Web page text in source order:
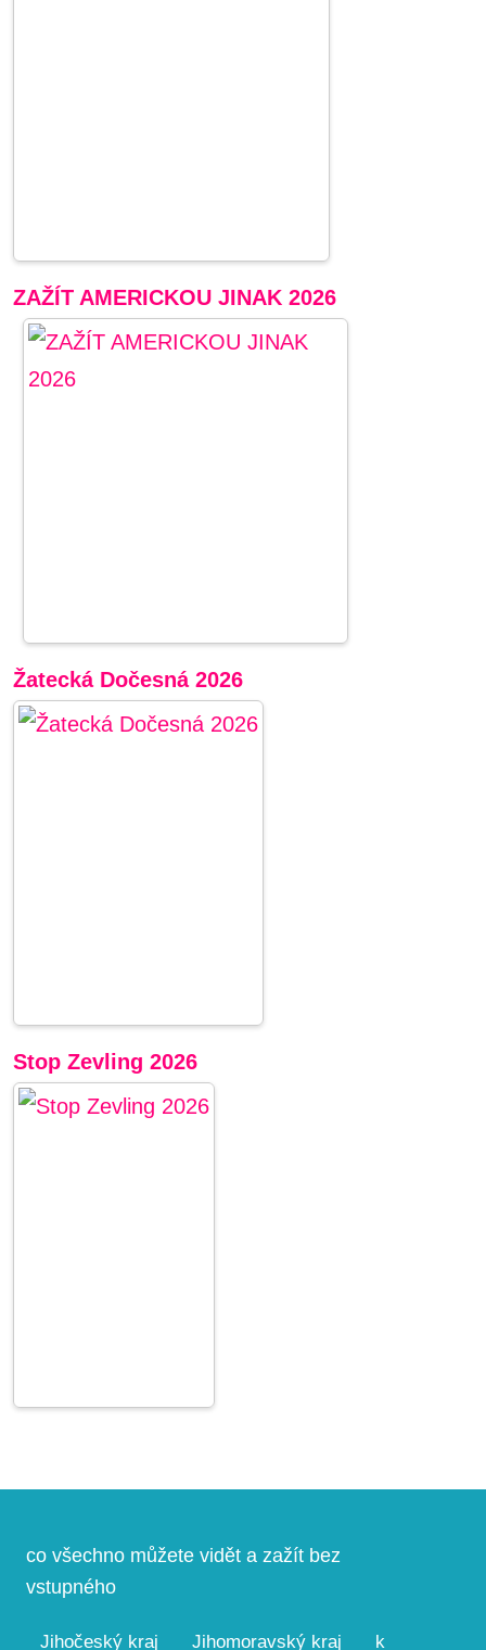
ZAŽÍT AMERICKOU JINAK 2026
Žatecká Dočesná 2026
Stop Zevling 2026
co všechno můžete vidět a zažít bez
vstupného
Jihočeský kraj Jihomoravský kraj k